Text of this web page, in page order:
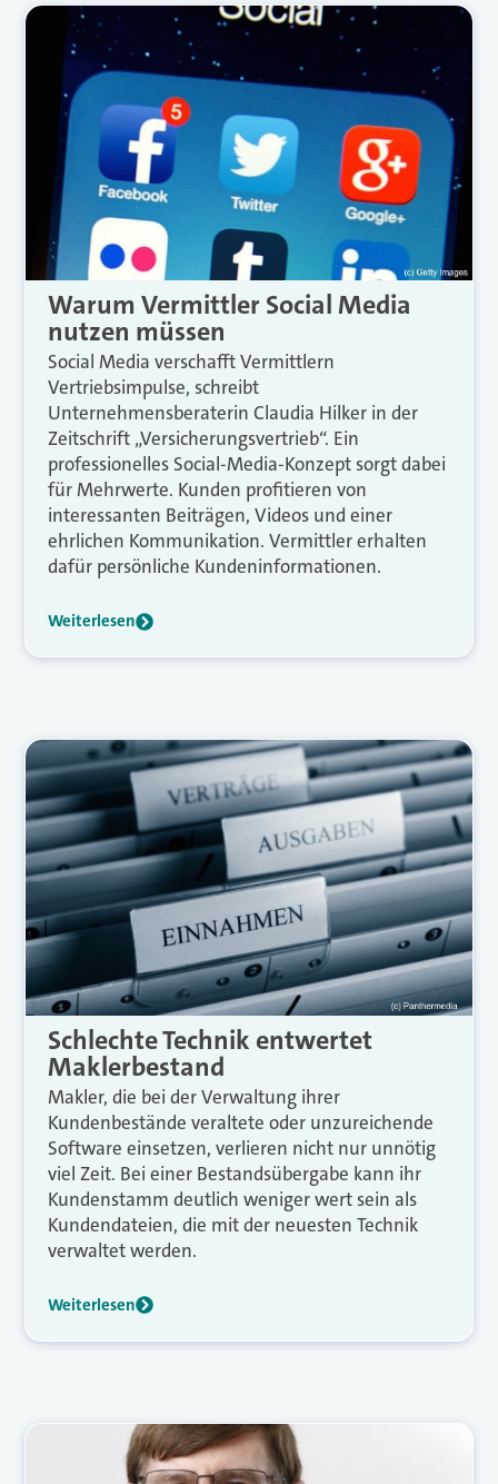
Warum Vermittler Social Media
nutzen müssen
Social Media verschafft Vermittlern
Vertriebsimpulse, schreibt
Unternehmensberaterin Claudia Hilker in der
Zeitschrift „Versicherungsvertrieb“. Ein
professionelles Social-Media-Konzept sorgt dabei
für Mehrwerte. Kunden profitieren von
interessanten Beiträgen, Videos und einer
ehrlichen Kommunikation. Vermittler erhalten
dafür persönliche Kundeninformationen.
Weiterlesen
Schlechte Technik entwertet
Maklerbestand
Makler, die bei der Verwaltung ihrer
Kundenbestände veraltete oder unzureichende
Software einsetzen, verlieren nicht nur unnötig
viel Zeit. Bei einer Bestandsübergabe kann ihr
Kundenstamm deutlich weniger wert sein als
Kundendateien, die mit der neuesten Technik
verwaltet werden.
Weiterlesen